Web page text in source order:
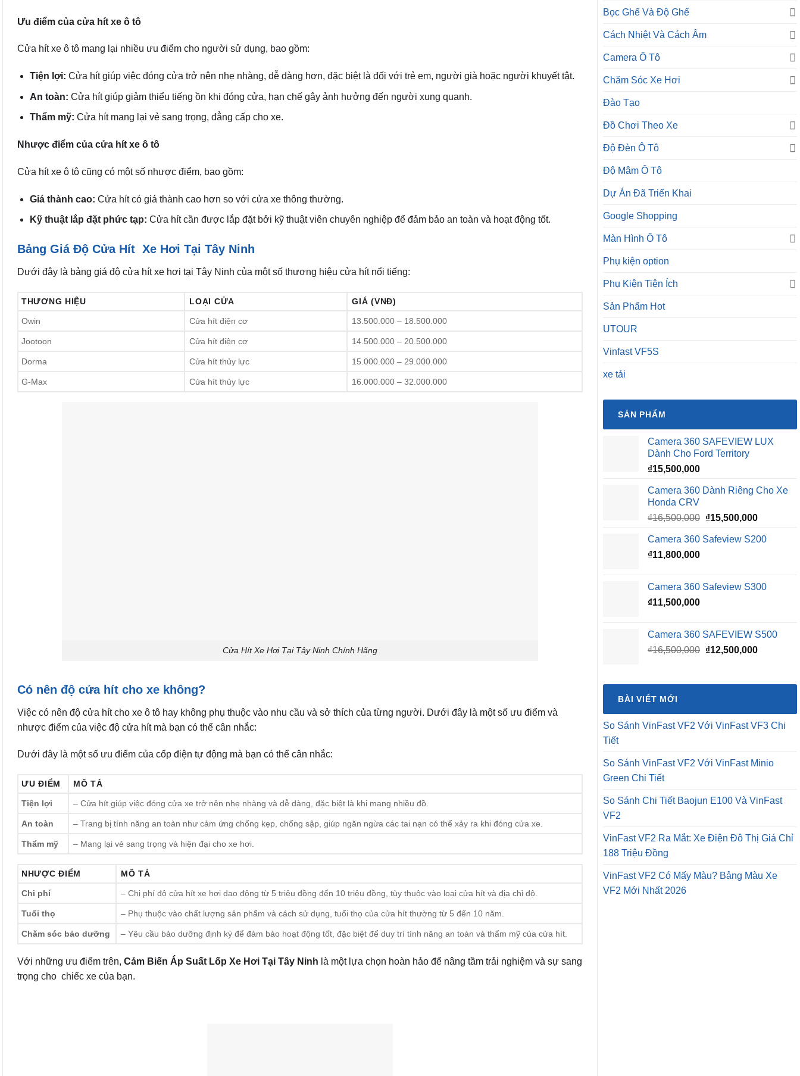
Ưu điểm của cửa hít xe ô tô
Cửa hít xe ô tô mang lại nhiều ưu điểm cho người sử dụng, bao gồm:
Tiện lợi: Cửa hít giúp việc đóng cửa trở nên nhẹ nhàng, dễ dàng hơn, đặc biệt là đối với trẻ em, người già hoặc người khuyết tật.
An toàn: Cửa hít giúp giảm thiểu tiếng ồn khi đóng cửa, hạn chế gây ảnh hưởng đến người xung quanh.
Thẩm mỹ: Cửa hít mang lại vẻ sang trọng, đẳng cấp cho xe.
Nhược điểm của cửa hít xe ô tô
Cửa hít xe ô tô cũng có một số nhược điểm, bao gồm:
Giá thành cao: Cửa hít có giá thành cao hơn so với cửa xe thông thường.
Kỹ thuật lắp đặt phức tạp: Cửa hít cần được lắp đặt bởi kỹ thuật viên chuyên nghiệp để đảm bảo an toàn và hoạt động tốt.
Bảng Giá Độ Cửa Hít Xe Hơi Tại Tây Ninh
Dưới đây là bảng giá độ cửa hít xe hơi tại Tây Ninh của một số thương hiệu cửa hít nổi tiếng:
THƯƠNG HIỆU LOẠI CỬA GIÁ (VNĐ)
Owin Cửa hít điện cơ 13.500.000 – 18.500.000
Jootoon Cửa hít điện cơ 14.500.000 – 20.500.000
Dorma Cửa hít thủy lực 15.000.000 – 29.000.000
G-Max Cửa hít thủy lực 16.000.000 – 32.000.000
Cửa Hít Xe Hơi Tại Tây Ninh Chính Hãng
Có nên độ cửa hít cho xe không?
Việc có nên độ cửa hít cho xe ô tô hay không phụ thuộc vào nhu cầu và sở thích của từng người. Dưới đây là một số ưu điểm và
nhược điểm của việc độ cửa hít mà bạn có thể cân nhắc:
Dưới đây là một số ưu điểm của cốp điện tự động mà bạn có thể cân nhắc:
ƯU ĐIỂM MÔ TẢ
Tiện lợi – Cửa hít giúp việc đóng cửa xe trở nên nhẹ nhàng và dễ dàng, đặc biệt là khi mang nhiều đồ.
An toàn – Trang bị tính năng an toàn như cảm ứng chống kẹp, chống sập, giúp ngăn ngừa các tai nạn có thể xảy ra khi đóng cửa xe.
Thẩm mỹ – Mang lại vẻ sang trọng và hiện đại cho xe hơi.
NHƯỢC ĐIỂM MÔ TẢ
Chi phí – Chi phí độ cửa hít xe hơi dao động từ 5 triệu đồng đến 10 triệu đồng, tùy thuộc vào loại cửa hít và địa chỉ độ.
Tuổi thọ – Phụ thuộc vào chất lượng sản phẩm và cách sử dụng, tuổi thọ của cửa hít thường từ 5 đến 10 năm.
Chăm sóc bảo dưỡng – Yêu cầu bảo dưỡng định kỳ để đảm bảo hoạt động tốt, đặc biệt để duy trì tính năng an toàn và thẩm mỹ của cửa hít.
Với những ưu điểm trên, Cảm Biến Áp Suất Lốp Xe Hơi Tại Tây Ninh là một lựa chọn hoàn hảo để nâng tầm trải nghiệm và sự sang
trọng cho chiếc xe của bạn.
Bọc Ghế Và Độ Ghế
Cách Nhiệt Và Cách Âm
Camera Ô Tô
Chăm Sóc Xe Hơi
Đào Tạo
Đồ Chơi Theo Xe
Độ Đèn Ô Tô
Độ Mâm Ô Tô
Dự Án Đã Triển Khai
Google Shopping
Màn Hình Ô Tô
Phụ kiện option
Phụ Kiện Tiện Ích
Sản Phẩm Hot
UTOUR
Vinfast VF5S
xe tải
SẢN PHẨM
Camera 360 SAFEVIEW LUX
Dành Cho Ford Territory
₫15,500,000
Camera 360 Dành Riêng Cho Xe
Honda CRV
₫16,500,000 Giá
là:
₫15,500,000Giá
tại
Camera 360 Safeview S200
₫11,800,000
Camera 360 Safeview S300
₫11,500,000
Camera 360 SAFEVIEW S500
₫16,500,000 Giá
₫16,500,000.
₫12,500,000Giá
là:
BÀI VIẾT MỚI
So Sánh VinFast VF2 Với VinFast VF3 Chi
Tiết
So Sánh VinFast VF2 Với VinFast Minio
Green Chi Tiết
So Sánh Chi Tiết Baojun E100 Và VinFast
VF2
VinFast VF2 Ra Mắt: Xe Điện Đô Thị Giá Chỉ
188 Triệu Đồng
VinFast VF2 Có Mấy Màu? Bảng Màu Xe
VF2 Mới Nhất 2026